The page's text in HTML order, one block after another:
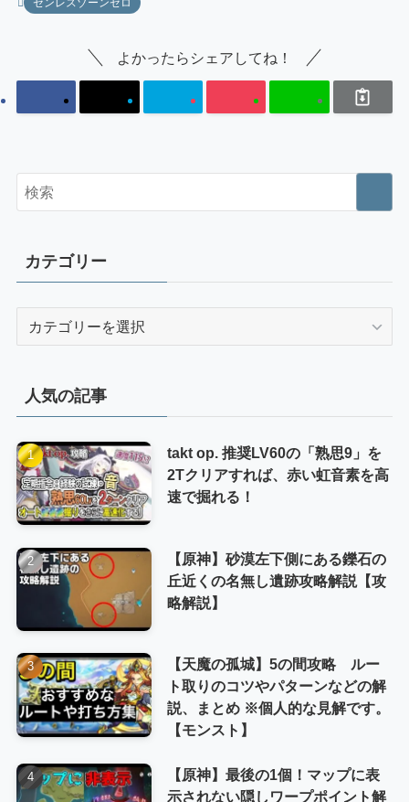
よかったらシェアしてね！
カテゴリー
ー
人気の記事
takt op. 推奨LV60の「熟思9」を
2Tクリアすれば、赤い虹音素を高
速で掘れる！
【原神】砂漠左下側にある鑠石の
丘近くの名無し遺跡攻略解説【攻
略解説】
【天魔の孤城】5の間攻略 ルー
ト取りのコツやパターンなどの解
説、まとめ ※個人的な見解です。
【モンスト】
【原神】最後の1個！マップに表
示されない隠しワープポイント解